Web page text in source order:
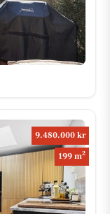
9.480.000 kr
199 m2